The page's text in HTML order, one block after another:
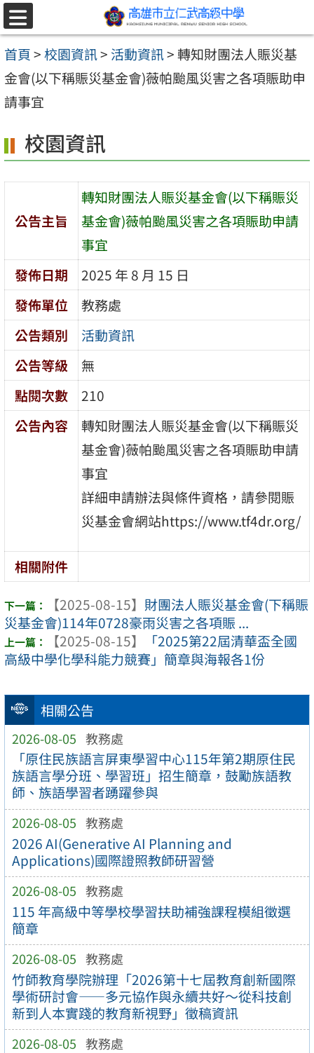
跳至主要內容區
選
單
首頁>校園資訊> 活動資訊>轉知財團法人賑災基
金會(以下稱賑災基金會)薇帕颱風災害之各項賑助申
請事宜
相關公告
2026-08-05 教務處
「原住民族語言屏東學習中心115年第2期原住民
族語言學分班、學習班」招生簡章，鼓勵族語教
師、族語學習者踴躍參與
2026-08-05 教務處
2026 AI(Generative AI Planning and
Applications)國際證照教師研習營
2026-08-05 教務處
115 年高級中等學校學習扶助補強課程模組徵選
簡章
2026-08-05 教務處
竹師教育學院辦理「2026第十七屆教育創新國際
學術研討會——多元協作與永續共好～從科技創
新到人本實踐的教育新視野」徵稿資訊
2026-08-05 教務處
校園資訊
公告主旨
轉知財團法人賑災基金會(以下稱賑災
基金會)薇帕颱風災害之各項賑助申請
事宜
發佈日期
2025 年 8 月 15 日
發佈單位
教務處
公告類別
活動資訊
公告等級
無
點閱次數
210
公告內容
轉知財團法人賑災基金會(以下稱賑災
基金會)薇帕颱風災害之各項賑助申請
事宜
詳細申請辦法與條件資格，請參閱賑
災基金會網站https://www.tf4dr.org/
相關附件
【2025-08-15】 財團法人賑災基金會(下稱賑
災基金會)114年0728豪雨災害之各項賑 ...
【2025-08-15】
「2025第22屆清華盃全國
高級中學化學科能力競賽」簡章與海報各1份